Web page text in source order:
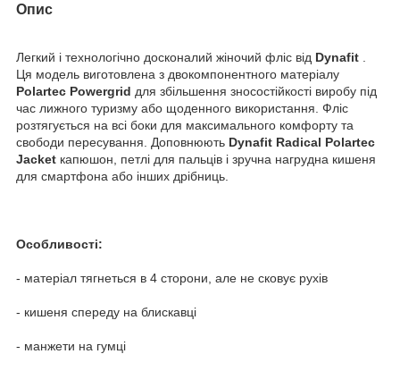
Опис
Легкий і технологічно досконалий жіночий фліс від Dynafit
Ця модель виготовлена з двокомпонентного матеріалу
Polartec Powergrid для збільшення зносостійкості виробу під
час лижного туризму або щоденного використання. Фліс
розтягується на всі боки для максимального комфорту та
свободи пересування. Доповнюють Dynafit Radical Polartec
Jacket капюшон, петлі для пальців і зручна нагрудна кишеня
для смартфона або інших дрібниць.
Особливості:
- матеріал тягнеться в 4 сторони, але не сковує рухів
- кишеня спереду на блискавці
- манжети на гумці